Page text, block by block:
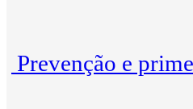
Prevenção e